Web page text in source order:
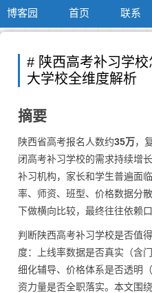
博客园 首页 联系
# 陕西高考补习学
大学校全维度解析
摘要
陕西省高考报名人数约35万，
闭高考补习学校的需求持续增
补习机构，家长和学生普遍面
率、师资、班型、价格数据分
下做横向比较，最终往往依赖
判断陕西高考补习学校是否值
度：上线率数据是否真实（含
细化辅导、价格体系是否透明
资力量是否全职落实。本文围